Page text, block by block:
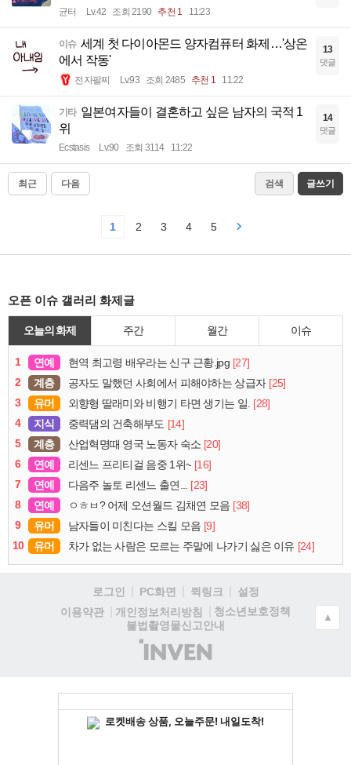
균터 Lv.42 조회 2190 추천 1 11:23
이슈 세계 첫 다이아몬드 양자컴퓨터 화제…'상온
에서 작동'
전자팔찌 Lv.93 조회 2485 추천 1 11:22
13
댓글
기타 일본여자들이 결혼하고 싶은 남자의 국적 1
위
Ecstasis Lv.90 조회 3114 11:22
14
댓글
최근 다음 검색 글쓰기
1 2 3 4 5
오픈 이슈 갤러리 화제글
오늘의 화제 주간 월간 이슈
1 연예 현역 최고령 배우라는 신구 근황.jpg [27]
2
계층 공자도 말했던 사회에서 피해야하는 상급자 [25]
3
유머 외향형 딸래미와 비행기 타면 생기는 일. [28]
4
지식 중력댐의 건축해부도 [14]
5
계층 산업혁명때 영국 노동자 숙소 [20]
6
연예 리센느 프리티걸 음중 1위~ [16]
7
연예 다음주 놀토 리센느 출연... [23]
8
연예 ㅇㅎㅂ? 어제 오션월드 김채연 모음 [38]
9
유머 남자들이 미친다는 스킬 모음 [9]
10
유머 차가 없는 사람은 모르는 주말에 나가기 싫은 이유 [24]
로그인 PC화면 퀵링크
설정
이용약관
개인정보처리방침
청소년보호정책
불법촬영물신고안내
(주)
인
▲